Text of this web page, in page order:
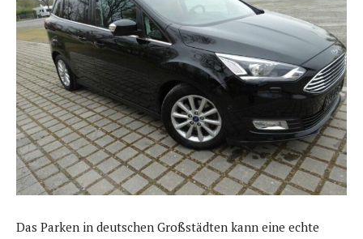
Das Parken in deutschen Großstädten kann eine echte